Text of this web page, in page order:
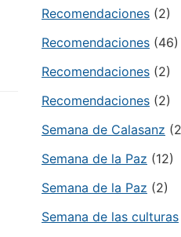
Recomendaciones (2)
Recomendaciones (46)
Recomendaciones (2)
Recomendaciones (2)
Semana de Calasanz
Semana de la Paz (12)
Semana de la Paz (2)
Semana de las culturas